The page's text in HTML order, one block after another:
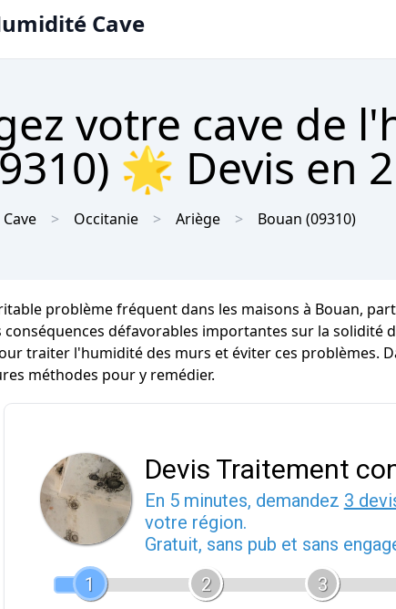
Cave
votre cave de
🌟 Devis en
Occitanie Ariège Bouan (09310)
problème fréquent dans les maisons à Bouan,
défavorables importantes sur la
traiter l'humidité des murs et éviter ces problèmes.
méthodes pour y remédier.
Devis Traitement
En 5 minutes, demandez 3
votre région.
Gratuit, sans pub et sans
1
2 3